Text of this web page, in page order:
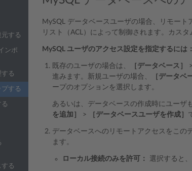
する
ンポ
る
する
る
MySQL データベースユーザの場合、リモー
リスト（ACL）によって制御されます。カス
MySQL ユーザのアクセス設定を指定するには：
既存のユーザの場合は、 ［データベース］ >
進みます。新規ユーザの場合、
［データベ
ープのオプションを選択します。
あるいは、データベースの作成時にユーザ
を追加］
> ［データベースユーザを作成］
データベースへのリモートアクセスをこの
ます。
ローカル接続のみを許可： 選択すると